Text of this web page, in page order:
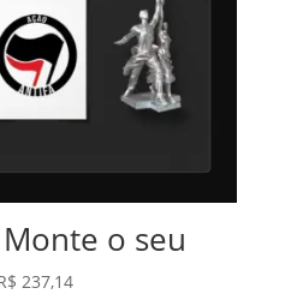
o seu
237,14O